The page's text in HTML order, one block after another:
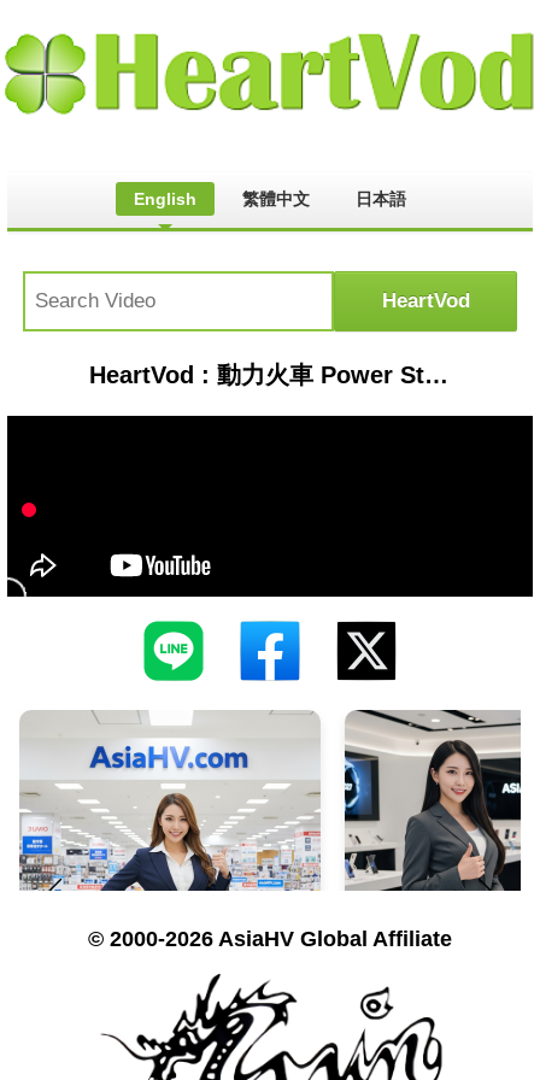
English 繁體中文 日本語
HeartVod : 動力火車 Power Station [ 背叛情歌 Betrayal Love Song ] Official Music Video
© 2000-2026 AsiaHV Global Affiliate